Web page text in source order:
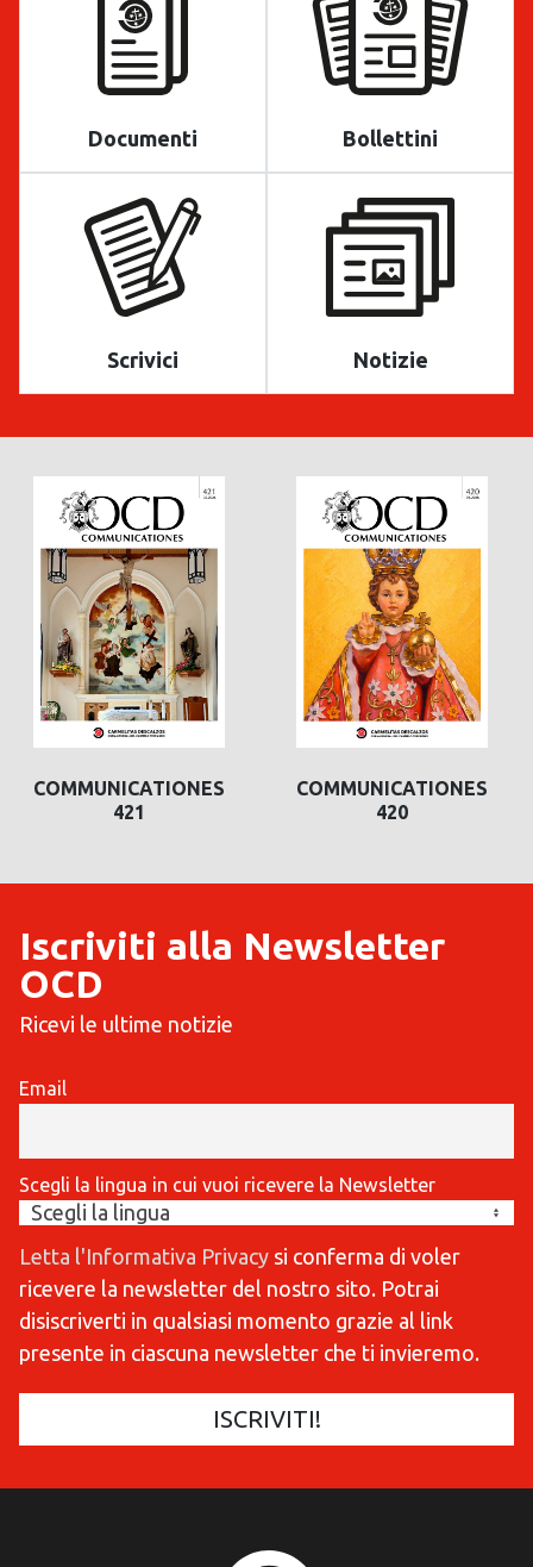
Documenti Bollettini
Scrivici Notizie
COMMUNICATIONES
421
COMMUNICATIONES
420
Iscriviti alla Newsletter
OCD
Ricevi le ultime notizie
Email
Scegli la lingua in cui vuoi ricevere la Newsletter
Letta l'Informativa Privacy si conferma di voler
ricevere la newsletter del nostro sito. Potrai
disiscriverti in qualsiasi momento grazie al link
presente in ciascuna newsletter che ti invieremo.